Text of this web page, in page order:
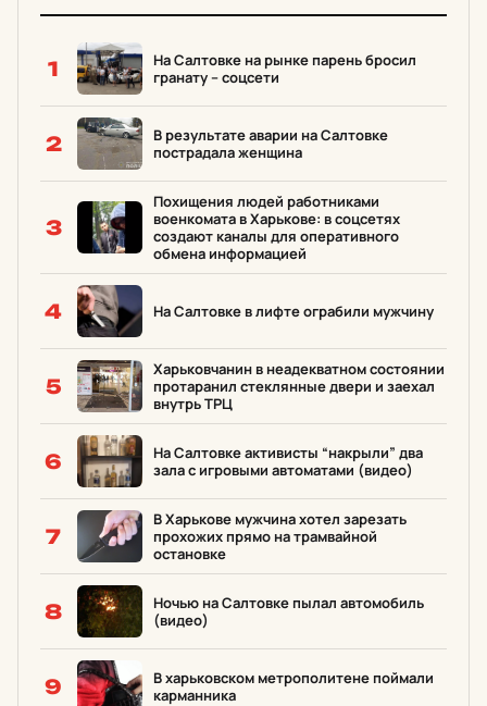
1
На Салтовке на рынке парень бросил
гранату – соцсети
2
В результате аварии на Салтовке
пострадала женщина
3
Похищения людей работниками
военкомата в Харькове: в соцсетях
создают каналы для оперативного
обмена информацией
4 На Салтовке в лифте ограбили мужчину
5
Харьковчанин в неадекватном состоянии
протаранил стеклянные двери и заехал
внутрь ТРЦ
6
На Салтовке активисты “накрыли” два
зала с игровыми автоматами (видео)
7
В Харькове мужчина хотел зарезать
прохожих прямо на трамвайной
остановке
8
Ночью на Салтовке пылал автомобиль
(видео)
9
В харьковском метрополитене поймали
карманника